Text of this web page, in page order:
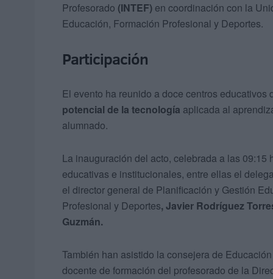
Profesorado (INTEF) en coordinación con la
Educación, Formación Profesional y Deportes.
Participación
El evento ha reunido a doce centros
potencial de la tecnología aplicada al
alumnado.
La inauguración del acto, celebrada a las
educativas e institucionales, entre ellas el
el director general de Planificación y Gestión
Profesional y Deportes, Javier Rodríguez
Guzmán.
También han asistido la consejera de
docente de formación del profesorado de la